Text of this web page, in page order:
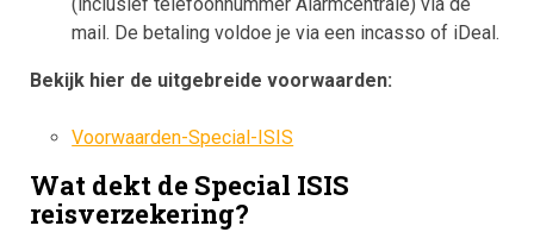
mail. De betaling voldoe je via een incasso of iDeal.
Bekijk hier de uitgebreide voorwaarden:
Voorwaarden-Special-ISIS
Wat dekt de Special ISIS
reisverzekering?